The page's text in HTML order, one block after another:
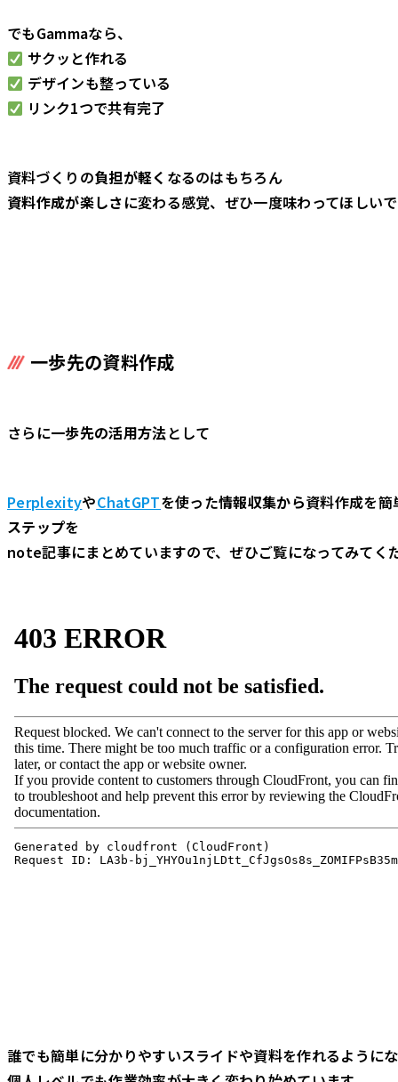
でもGammaなら、
サクッと作れる
デザインも整っている
リンク1つで共有完了
資料づくりの負担が軽く なるのはもちろん
資料作成が楽しさに変わる感覚、ぜひ一度味わってほしい
一歩先の資料作成
さらに一歩先の活用方法として
PerplexityやChatGPTを使った情報収集から資料作成を簡
ステップを
note記事にまとめていますので、ぜひご覧になってみてく
誰でも簡単に分かりやすいスライドや資料を作れるように